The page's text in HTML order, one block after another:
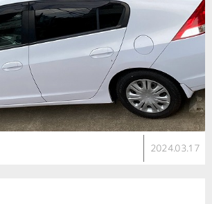
2024.03.17